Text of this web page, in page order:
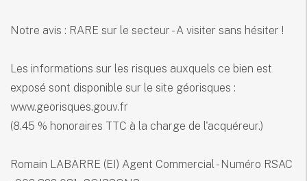
Notre avis : RARE sur le secteur - A visiter sans hésiter !
Les informations sur les risques auxquels ce bien est
exposé sont disponible sur le site géorisques :
www.georisques.gouv.fr
(8.45 % honoraires TTC à la charge de l'acquéreur.)
Romain LABARRE (EI) Agent Commercial - Numéro RSAC